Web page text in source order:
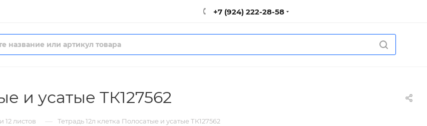
+7 (924) 222-28-58
и усатые ТК127562
12 листов — Тетрадь 12л клетка Полосатые и усатые ТК127562